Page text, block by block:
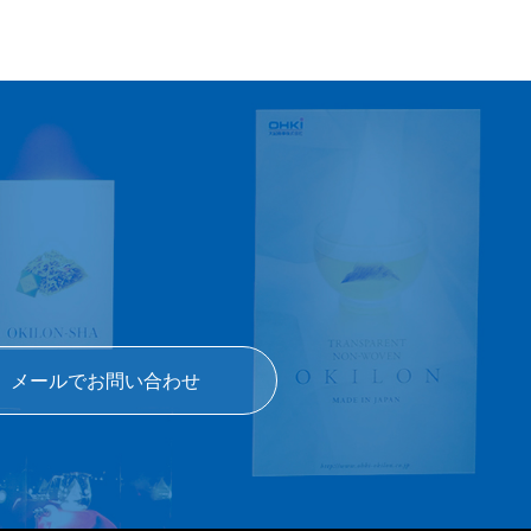
メールでお問い合わせ